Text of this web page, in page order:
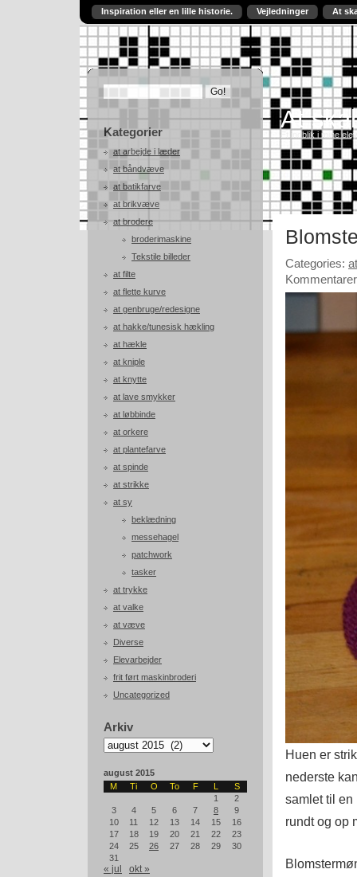
Inspiration eller en lille historie. Vejledninger At
Kategorier
at arbejde i læder
at båndvæve
at batikfarve
at brikvæve
at brodere
broderimaskine
Tekstile billeder
at filte
at flette kurve
at genbruge/redesigne
at hakke/tunesisk hækling
at hækle
at kniple
at knytte
at lave smykker
at løbbinde
at orkere
at plantefarve
at spinde
at strikke
at sy
beklædning
messehagel
patchwork
tasker
at trykke
at valke
at væve
Diverse
Elevarbejder
frit ført maskinbroderi
Uncategorized
Arkiv
Arkiv
august 2015
M
Ti O To F L
S
1
2
3
4 5 6 7 8
9
10
11 12 13 14 15
16
17
18 19 20 21 22
23
24
25 26 27 28 29
30
31
« jul okt »
At
Et indblik i mine
Categories:
Huen er
nederste
samlet til en
rundt og op